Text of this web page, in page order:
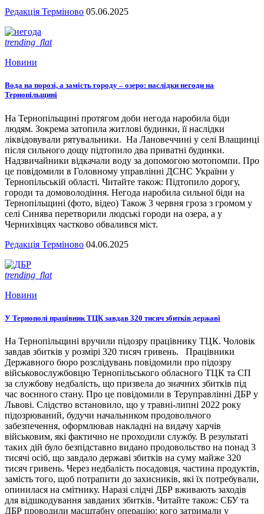
Редакція Терміново 05.06.2025
trending_flat
Новини
Вода на порозі, а замість городу – озеро: наслідки негоди на
Тернопільщині
На Тернопільщині протягом доби негода наробила біди
людям. Зокрема затопила житлові будинки, її наслідки
ліквідовували рятувальники. На Лановеччині у селі Влащинці
після сильного дощу підтопило два приватні будинки.
Надзвичайники відкачали воду за допомогою мотопомпи. Про
це повідомили в Головному управлінні ДСНС України у
Тернопільській області. Читайте також: Підтопило дорогу,
городи та домоволодіння. Негода наробила сильної біди на
Тернопільщині (фото, відео) Також 3 червня гроза з громом у
селі Синява перетворили людські городи на озера, а у
Чернихівцях частково обвалився міст.
Редакція Терміново 04.06.2025
trending_flat
Новини
У Тернополі працівник ТЦК завдав 320 тисяч збитків державі
На Тернопільщині вручили підозру працівнику ТЦК. Чоловік
завдав збитків у розмірі 320 тисяч гривень. Працівники
Державного бюро розслідувань повідомили про підозру
військовослужбовцю Тернопільського обласного ТЦК та СП
за службову недбалість, що призвела до значних збитків під
час воєнного стану. Про це повідомили в Теруправлінні ДБР у
Львові. Слідство встановило, що у травні-липні 2022 року
підозрюваний, будучи начальником продовольчого
забезпечення, оформлював накладні на видачу харчів
військовим, які фактично не проходили службу. В результаті
таких дій було безпідставно видано продовольство на понад 3
тисячі осіб, що завдало державі збитків на суму майже 320
тисяч гривень. Через недбалість посадовця, частина продуктів,
замість того, щоб потрапити до захисників, які їх потребували,
опинилася на смітнику. Наразі слідчі ДБР вживають заходів
для відшкодування завданих збитків. Читайте також: СБУ та
ДБР проводили масштабну операцію: кого затримали у